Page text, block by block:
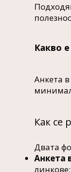
Какво
Анкета
Как се
Двата
Анкета